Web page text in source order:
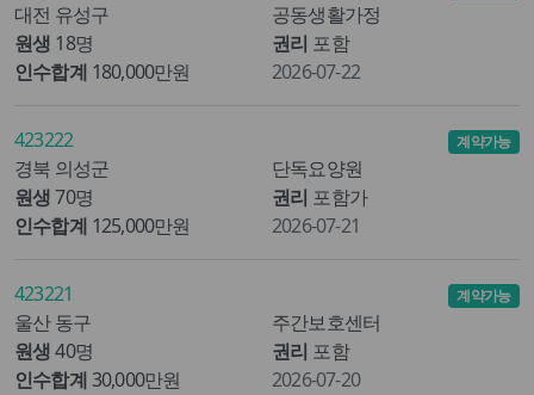
대전 유성구
공동생활가정
원생 18명 권리 포함
인수합계 180,000만원 2026-07-22
423222
경북 의성군
단독요양원
원생 70명 권리 포함가
인수합계 125,000만원
계약가능
2026-07-21
423221
울산 동구
주간보호센터
원생 40명 권리 포함
인수합계30,000만원
계약가능
2026-07-20